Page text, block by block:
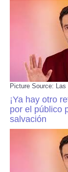
Picture Source: Las
¡Ya hay otro
por el público
salvación